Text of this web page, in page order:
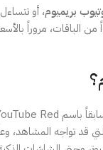
بريميوم، أو
الباقات، مروراً
التي قد تواجه